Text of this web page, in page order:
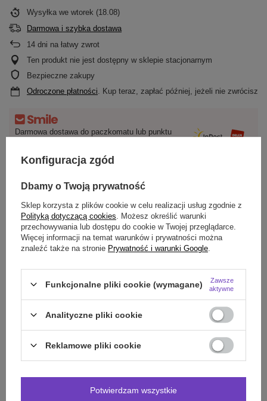
Wysyłka we wtorek (18.08)
Darmowa i szybka dostawa
14 dni na łatwy zwrot
Ten produkt nie jest dostępny w sklepie stacjonarnym
Bezpieczne zakupy
Odroczone płatności. Kup teraz, zapłać później, jeżeli nie zwrócisz
Darmowa dostawa do paczkomatu lub punktu
Smile - dostawy ze sklepów internetowych przy zamówieniu od
OPIS
SZCZEGÓŁOWE DANE
DO POBRANIA
Potrzebujesz pomocy? Masz pytania?
Zadaj pytanie a my odpowiemy niezwłocznie,
dla innych.
Konfiguracja zgód
Dbamy o Twoją prywatność
Sklep korzysta z plików cookie w celu realizacji usług zgodnie z
Polityką dotyczącą cookies . Możesz określić warunki
przechowywania lub dostępu do cookie w Twojej przeglądarce.
Więcej informacji na temat warunków i prywatności można
znaleźć także na stronie Prywatność i warunki Google
Funkcjonalne pliki cookie (wymagane)
Zawsze
aktywne
Analityczne pliki cookie
Reklamowe pliki cookie
Potwierdzam wszystkie